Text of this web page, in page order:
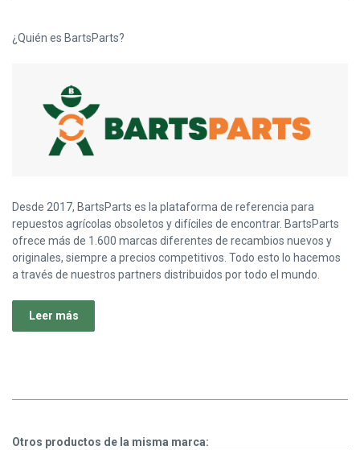
¿Quién es BartsParts?
Desde 2017, BartsParts es la plataforma de referencia para
repuestos agrícolas obsoletos y difíciles de encontrar. BartsParts
ofrece más de 1.600 marcas diferentes de recambios nuevos y
originales, siempre a precios competitivos. Todo esto lo hacemos
a través de nuestros partners distribuidos por todo el mundo.
Leer más
Otros productos de la misma marca: